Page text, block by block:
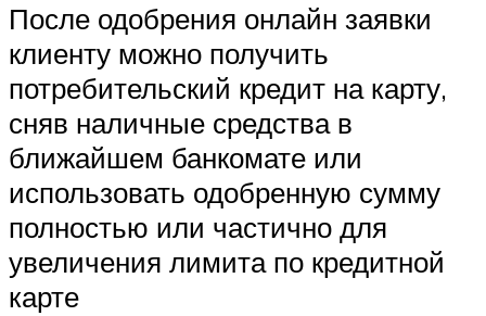
После одобрения онлайн заявки
клиенту можно получить
потребительский кредит на карту,
сняв наличные средства в
ближайшем банкомате или
использовать одобренную сумму
полностью или частично для
увеличения лимита по кредитной
карте